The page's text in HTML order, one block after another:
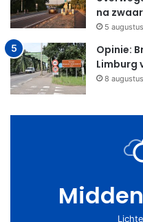
na
5
Opinie:
Limburg
8